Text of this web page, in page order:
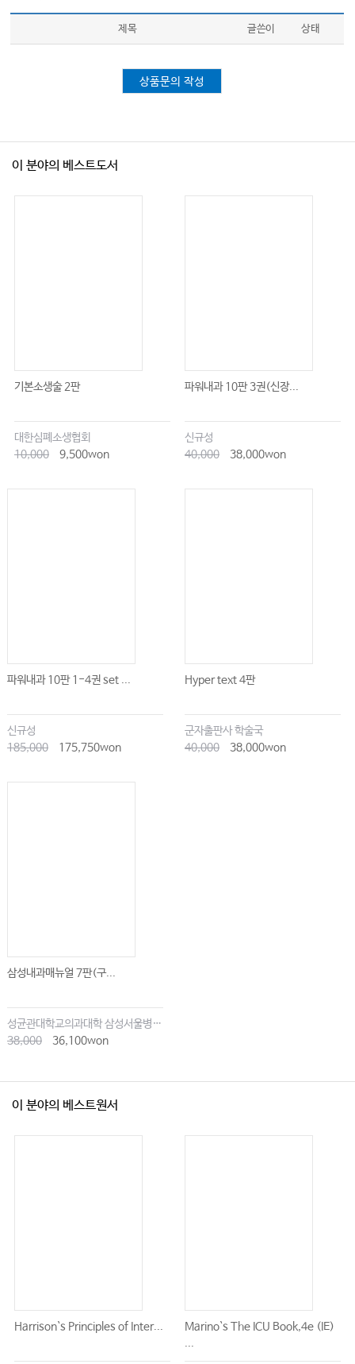
임상진료에서의 임상유전체검사 Clinical genome sequencing in clinical
제목 글쓴이 상태
상품문의 작성
이 분야의 베스트도서
기본소생술 2판
대한심폐소생협회
10,000
9,500won
파워내과 10판 3권(신장...
신규성
40,000
38,000won
파워내과 10판 1-4권 set ...
신규성
185,000
175,750won
Hyper text 4판
군자출판사 학술국
40,000
38,000won
삼성내과매뉴얼 7판(구...
성균관대학교의과대학 삼성서울병원내과
38,000
36,100won
이 분야의 베스트원서
Harrison`s Principles of Inter...
Marino`s The ICU Book,4e (IE)
...